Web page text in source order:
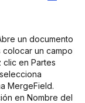
un documento
un campo
clic en Partes
MergeField.
en Nombre del